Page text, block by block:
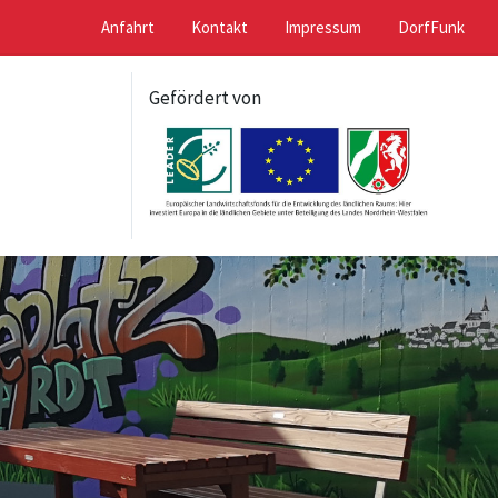
Anfahrt Kontakt Impressum DorfFunk
Gefördert von